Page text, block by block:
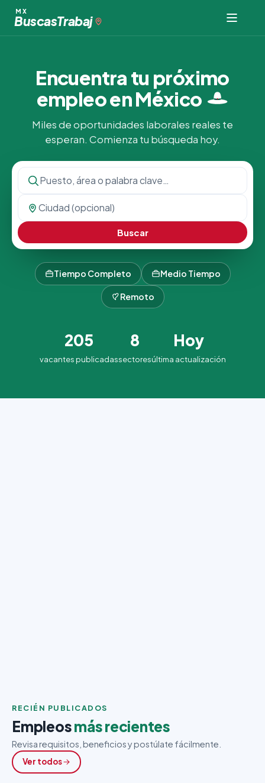
MX
BuscasTrabaj
Encuentra tu próximo
empleo enMéxico
Miles de oportunidades laborales reales te
esperan. Comienza tu búsqueda hoy.
Buscar
Tiempo Completo Medio Tiempo
Remoto
205
vacantes publicadas
8
sectores
Hoy
última actualización
RECIÉN PUBLICADOS
Empleosmás recientes
Revisa requisitos, beneficios y postúlate fácilmente.
Ver todos